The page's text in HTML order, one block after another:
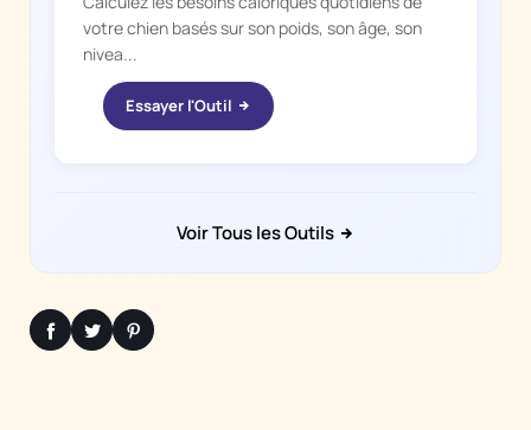
votre chien basés sur son poids, son âge, son
nivea...
Essayer l'Outil
Voir Tous les Outils